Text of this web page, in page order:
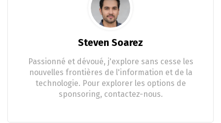
Steven Soarez
Passionné et dévoué, j'explore sans cesse les
nouvelles frontières de l'information et de la
technologie. Pour explorer les options de
sponsoring, contactez-nous.